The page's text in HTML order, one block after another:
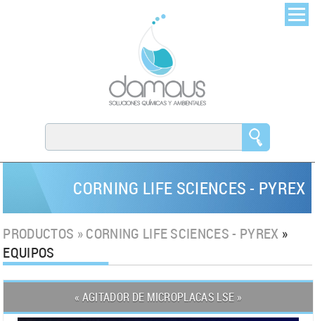
CORNING LIFE SCIENCES - PYREX
PRODUCTOS » CORNING LIFE SCIENCES - PYREX »
EQUIPOS
« AGITADOR DE MICROPLACAS LSE »